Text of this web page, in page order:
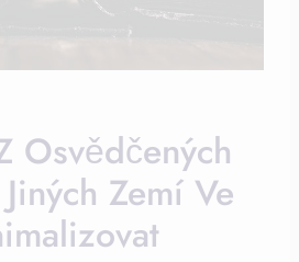
Osvědčených
Zemí Ve